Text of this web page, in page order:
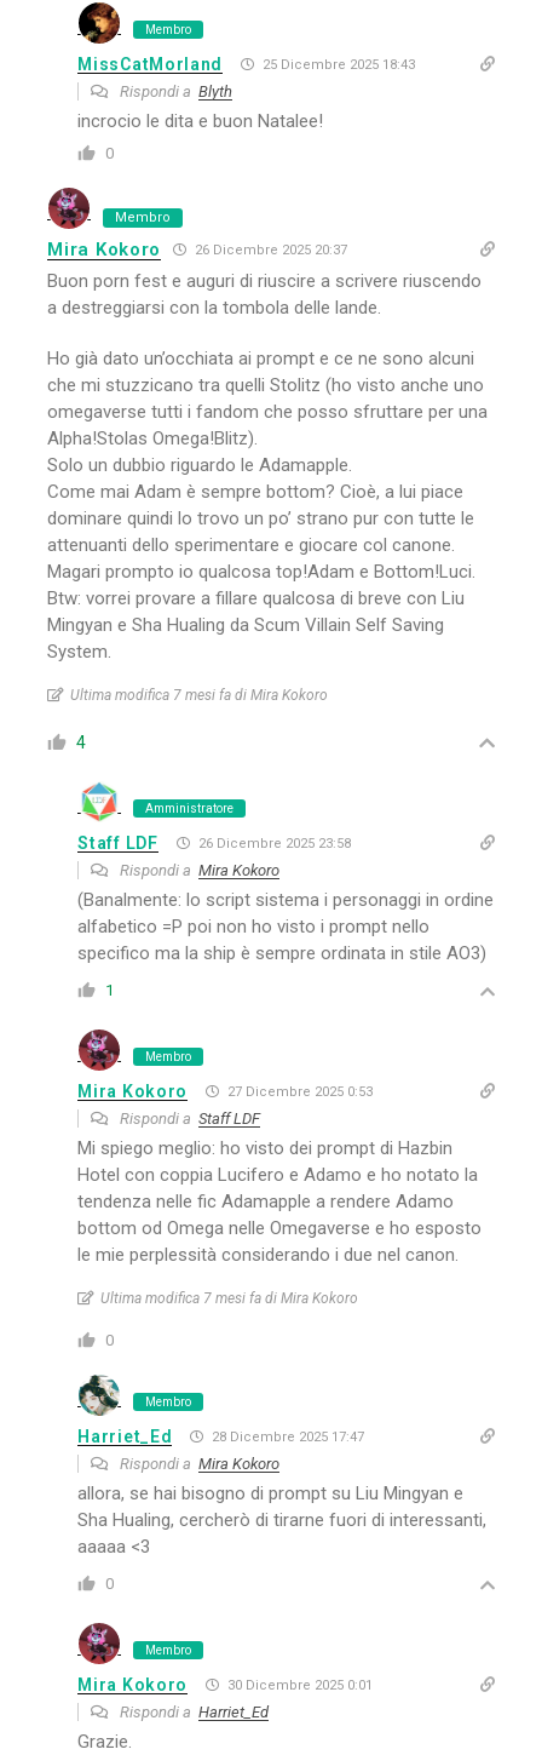
Membro
MissCatMorland 25 Dicembre 2025 18:43
Rispondi aBlyth
incrocio le dita e buon Natalee!
0
Membro
Mira Kokoro 26 Dicembre 2025 20:37
Buon porn fest e auguri di riuscire a scrivere riuscendo
a destreggiarsi con la tombola delle lande.
Ho già dato un’occhiata ai prompt e ce ne sono alcuni
che mi stuzzicano tra quelli Stolitz (ho visto anche uno
omegaverse tutti i fandom che posso sfruttare per una
Alpha!Stolas Omega!Blitz).
Solo un dubbio riguardo le Adamapple.
Come mai Adam è sempre bottom? Cioè, a lui piace
dominare quindi lo trovo un po’ strano pur con tutte le
attenuanti dello sperimentare e giocare col canone.
Magari prompto io qualcosa top!Adam e Bottom!Luci.
Btw: vorrei provare a fillare qualcosa di breve con Liu
Mingyan e Sha Hualing da Scum Villain Self Saving
System.
Ultima modifica 7 mesi fa di Mira Kokoro
4
Amministratore
Staff LDF 26 Dicembre 2025 23:58
Rispondi aMira Kokoro
(Banalmente: lo script sistema i personaggi in ordine
alfabetico =P poi non ho visto i prompt nello
specifico ma la ship è sempre ordinata in stile AO3)
1
Membro
Mira Kokoro 27 Dicembre 2025 0:53
Rispondi aStaff LDF
Mi spiego meglio: ho visto dei prompt di Hazbin
Hotel con coppia Lucifero e Adamo e ho notato la
tendenza nelle fic Adamapple a rendere Adamo
bottom od Omega nelle Omegaverse e ho esposto
le mie perplessità considerando i due nel canon.
Ultima modifica 7 mesi fa di Mira Kokoro
0
Membro
Harriet_Ed 28 Dicembre 2025 17:47
Rispondi aMira Kokoro
allora, se hai bisogno di prompt su Liu Mingyan e
Sha Hualing, cercherò di tirarne fuori di interessanti,
aaaaa <3
0
Membro
Mira Kokoro 30 Dicembre 2025 0:01
Rispondi aHarriet_Ed
Grazie.